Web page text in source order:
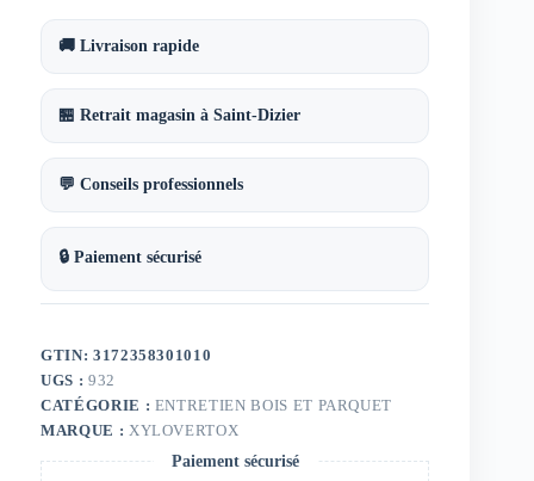
bois
extérieurs
5
🚚 Livraison rapide
🏪 Retrait magasin à Saint-Dizier
💬 Conseils professionnels
🔒 Paiement sécurisé
GTIN: 3172358301010
UGS : 932
CATÉGORIE : ENTRETIEN BOIS ET PARQUET
MARQUE : XYLOVERTOX
Paiement sécurisé